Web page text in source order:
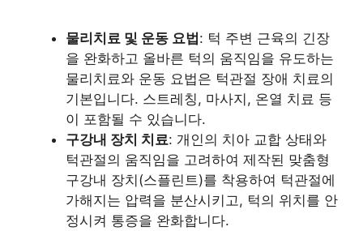
물리치료 및 운동 요법: 턱 주변 근육의 긴장
을 완화하고 올바른 턱의 움직임을 유도하는
물리치료와 운동 요법은 턱관절 장애 치료의
기본입니다. 스트레칭, 마사지, 온열 치료 등
이 포함될 수 있습니다.
구강내 장치 치료: 개인의 치아 교합 상태와
턱관절의 움직임을 고려하여 제작된 맞춤형
구강내 장치(스플린트)를 착용하여 턱관절에
가해지는 압력을 분산시키고, 턱의 위치를 안
정시켜 통증을 완화합니다.